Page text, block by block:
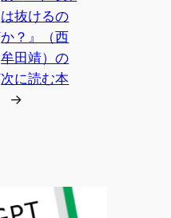
は抜けるの
か？』（西
牟田靖）の
次に読む本
→